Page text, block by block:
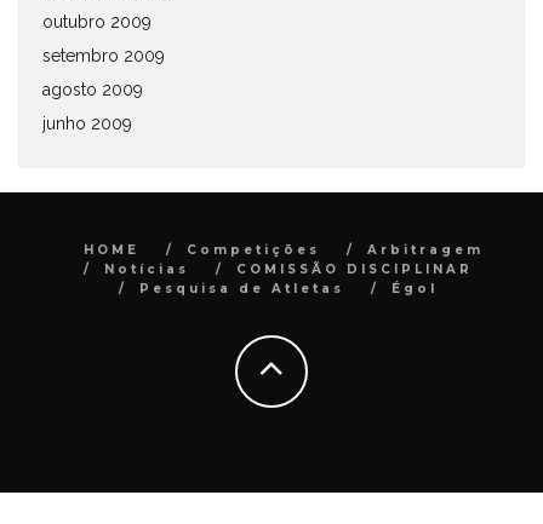
outubro 2009
setembro 2009
agosto 2009
junho 2009
HOME Competições
Arbitragem
Notícias
COMISSÃO DISCIPLINAR
Pesquisa de Atletas
Égol